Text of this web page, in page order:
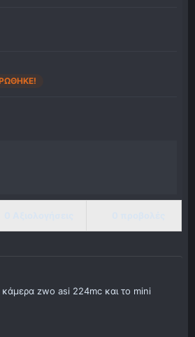
zwo asi 224mc και το mini